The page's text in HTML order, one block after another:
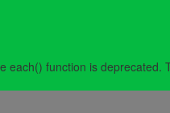
each() function is deprecated.